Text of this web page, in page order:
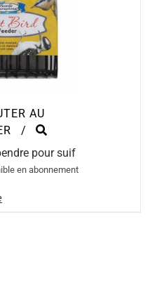
AU
/
pour suif
en abonnement